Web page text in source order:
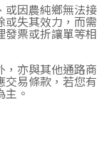
或因農純鄉無法接
或失其效力，而需
發票或折讓單等相
，亦與其他通路商
交易條款，若您有
。